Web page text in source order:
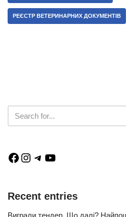
РЕЄСТР ВЕТЕРИНАРНИХ ДОКУМЕНТІВ
Recent entries